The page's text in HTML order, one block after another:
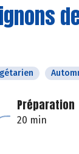
Préparation
20 min